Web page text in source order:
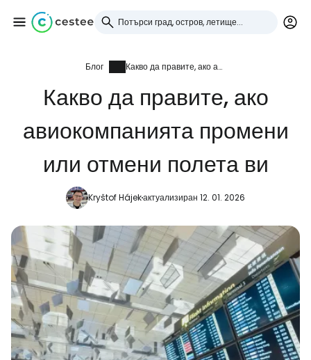
Блог Какво да правите, ако авиокомпанията промени или отмени полета ви
Какво да правите, ако
авиокомпанията промени
или отмени полета ви
Kryštof Hájekактуализиран 12. 01. 2026
Влезте в Cestee
... световната общност на туристите
Продължете с имейл